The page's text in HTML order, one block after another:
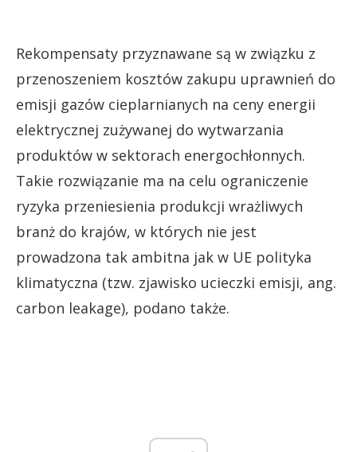
Rekompensaty przyznawane są w związku z
przenoszeniem kosztów zakupu uprawnień do
emisji gazów cieplarnianych na ceny energii
elektrycznej zużywanej do wytwarzania
produktów w sektorach energochłonnych.
Takie rozwiązanie ma na celu ograniczenie
ryzyka przeniesienia produkcji wrażliwych
branż do krajów, w których nie jest
prowadzona tak ambitna jak w UE polityka
klimatyczna (tzw. zjawisko ucieczki emisji, ang.
carbon leakage), podano także.